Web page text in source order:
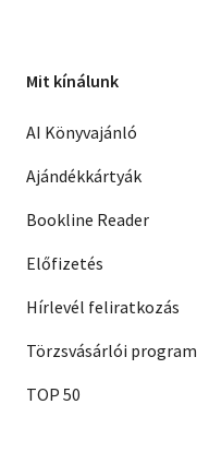
Mit kínálunk
AI Könyvajánló
Ajándékkártyák
Bookline Reader
Előfizetés
Hírlevél feliratkozás
Törzsvásárlói program
TOP 50